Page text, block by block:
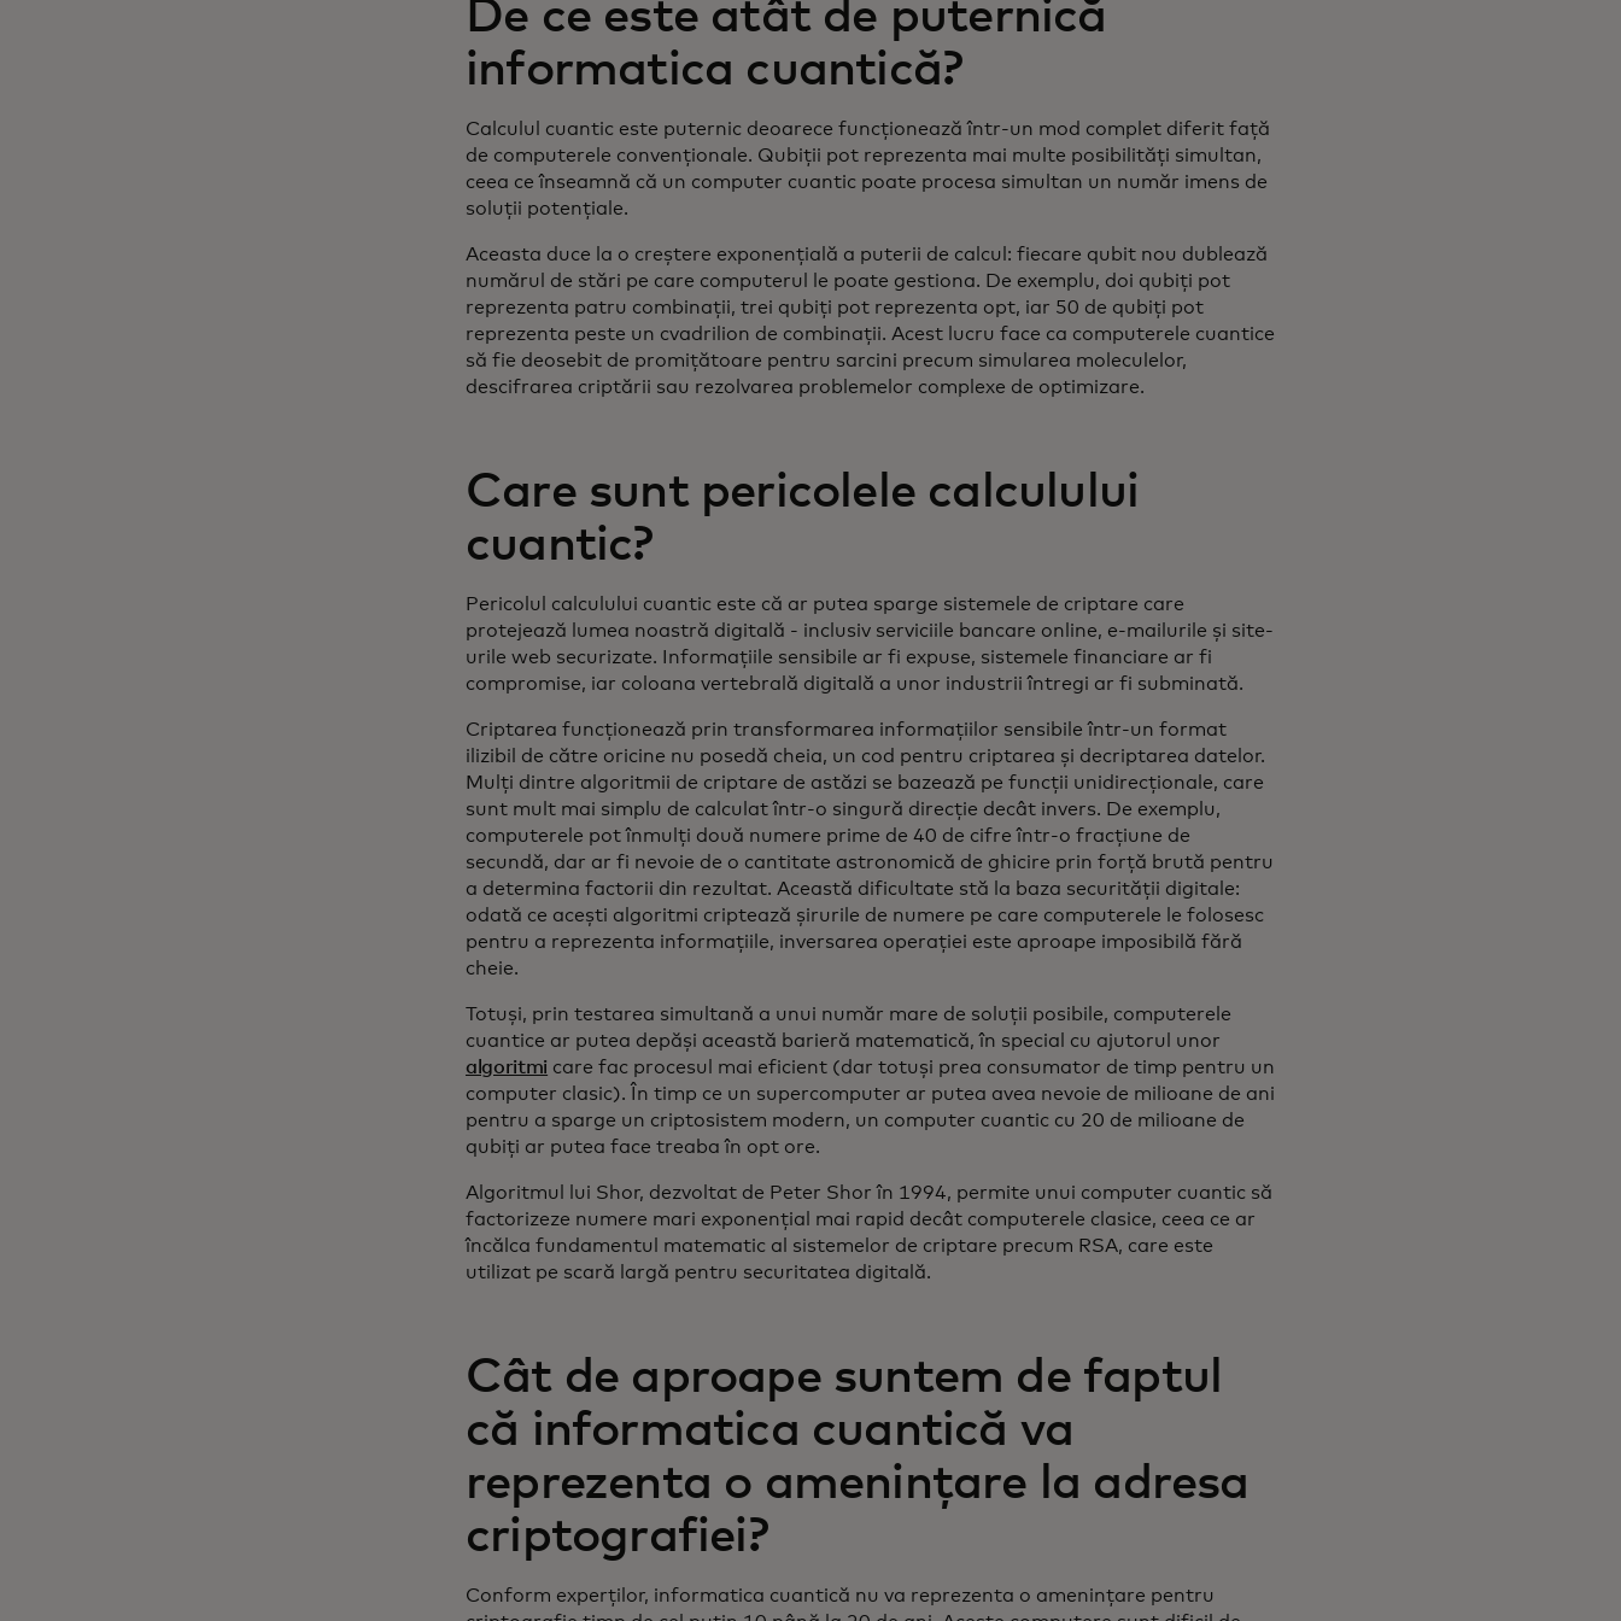
De ce este atât de puternică
informatica cuantică?
Calculul cuantic este puternic deoarece funcționează într-un mod complet diferit față
de computerele convenționale. Qubiții pot reprezenta mai multe posibilități simultan,
ceea ce înseamnă că un computer cuantic poate procesa simultan un număr imens de
soluții potențiale.
Aceasta duce la o creștere exponențială a puterii de calcul: fiecare qubit nou dublează
numărul de stări pe care computerul le poate gestiona. De exemplu, doi qubiți pot
reprezenta patru combinații, trei qubiți pot reprezenta opt, iar 50 de qubiți pot
reprezenta peste un cvadrilion de combinații. Acest lucru face ca computerele cuantice
să fie deosebit de promițătoare pentru sarcini precum simularea moleculelor,
descifrarea criptării sau rezolvarea problemelor complexe de optimizare.
Care sunt pericolele calculului
cuantic?
Pericolul calculului cuantic este că ar putea sparge sistemele de criptare care
protejează lumea noastră digitală - inclusiv serviciile bancare online, e-mailurile și site-
urile web securizate. Informațiile sensibile ar fi expuse, sistemele financiare ar fi
compromise, iar coloana vertebrală digitală a unor industrii întregi ar fi subminată.
Criptarea funcționează prin transformarea informațiilor sensibile într-un format
ilizibil de către oricine nu posedă cheia, un cod pentru criptarea și decriptarea datelor.
Mulți dintre algoritmii de criptare de astăzi se bazează pe funcții unidirecționale, care
sunt mult mai simplu de calculat într-o singură direcție decât invers. De exemplu,
computerele pot înmulți două numere prime de 40 de cifre într-o fracțiune de
secundă, dar ar fi nevoie de o cantitate astronomică de ghicire prin forță brută pentru
a determina factorii din rezultat. Această dificultate stă la baza securității digitale:
odată ce acești algoritmi criptează șirurile de numere pe care computerele le folosesc
pentru a reprezenta informațiile, inversarea operației este aproape imposibilă fără
cheie.
Totuși, prin testarea simultană a unui număr mare de soluții posibile, computerele
cuantice ar putea depăși această barieră matematică, în special cu ajutorul unor
algoritmi care fac procesul mai eficient (dar totuși prea consumator de timp pentru un
computer clasic). În timp ce un supercomputer ar putea avea nevoie de milioane de ani
pentru a sparge un criptosistem modern, un computer cuantic cu 20 de milioane de
qubiți ar putea face treaba în opt ore.
Algoritmul lui Shor, dezvoltat de Peter Shor în 1994, permite unui computer cuantic să
factorizeze numere mari exponențial mai rapid decât computerele clasice, ceea ce ar
încălca fundamentul matematic al sistemelor de criptare precum RSA, care este
utilizat pe scară largă pentru securitatea digitală.
Cât de aproape suntem de faptul
că informatica cuantică va
reprezenta o amenințare la adresa
criptografiei?
Conform experților, informatica cuantică nu va reprezenta o amenințare pentru